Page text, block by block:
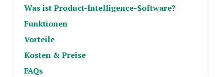
Was ist Product-Intelligence-Software?
Funktionen
Vorteile
Kosten & Preise
FAQs